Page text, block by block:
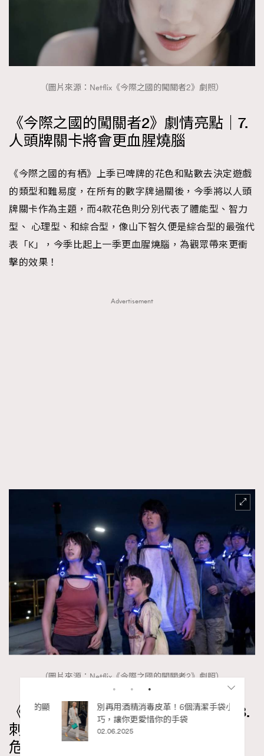
（圖片來源：Netflix《今際之國的闖關者2》劇照）
《今際之國的闖關者2》劇情亮點｜7.
人頭牌關卡將會更血腥燒腦
《今際之國的有栖》上季已啤牌的花色和點數去決定遊戲
的類型和難易度，在所有的數字牌過關後，今季將以人頭
牌關卡作為主題，而4款花色則分別代表了體能型、智力
型、 心理型、和綜合型，像山下智久便是綜合型的最強代
表「K」，今季比起上一季更血腥燒腦，為觀眾帶來更衝
擊的效果！
Advertisement
（圖片來源：Netflix《今際之國的闖關者2》劇照）
《今際之國的闖關者2》劇情亮點｜8.
刺激程度升級，土屋太鳳親自上陣拍
危險動作戲
的顯
別再用酒精消毒皮革！6個清潔手袋小技
巧，讓你更愛惜你的手袋
02.06.2025